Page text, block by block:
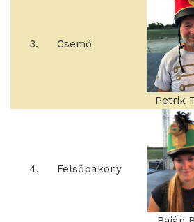
3. Csemő
Petrik
4. Felsőpakony